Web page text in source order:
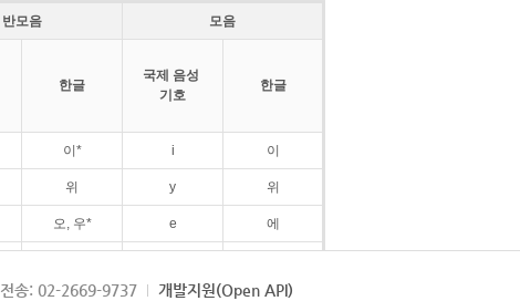
반모음 모음
한글
국제 음성
기호
한글
이* i 이
위 y 위
오, 우* e 에
ɛ 에
전송: 02-2669-9737 개발지원(Open API)